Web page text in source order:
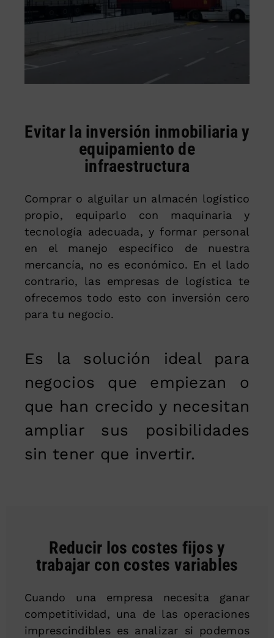
Evitar la inversión inmobiliaria y
equipamiento de
infraestructura
Comprar o alguilar un almacén logístico
propio, equiparlo con maquinaria y
tecnología adecuada, y formar personal
en el manejo específico de nuestra
mercancía, no es económico. En el lado
contrario, las empresas de logística te
ofrecemos todo esto con inversión cero
para tu negocio.
Es la solución ideal para
negocios que empiezan o
que han crecido y necesitan
ampliar sus posibilidades
sin tener que invertir.
Reducir los costes fijos y
trabajar con costes variables
Cuando una empresa necesita ganar
competitividad, una de las operaciones
imprescindibles es analizar si podemos